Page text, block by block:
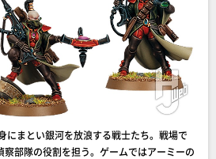
まとい銀河を放浪する戦士たち。戦場で
部隊の役割を担う。ゲームではアーミーの